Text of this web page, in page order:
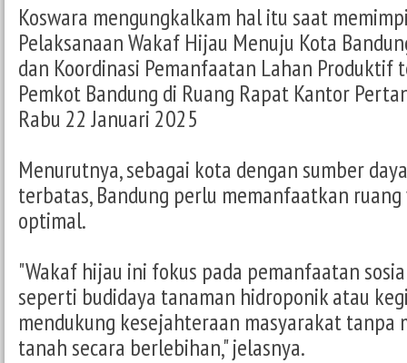
Koswara mengungkalkam hal itu saat
Pelaksanaan Wakaf Hijau Menuju Kota
dan Koordinasi Pemanfaatan Lahan Produktif
Pemkot Bandung di Ruang Rapat Kantor
Rabu 22 Januari 2025
Menurutnya, sebagai kota dengan sumber
terbatas, Bandung perlu memanfaatkan ruang
optimal.
"Wakaf hijau ini fokus pada pemanfaatan
seperti budidaya tanaman hidroponik atau
mendukung kesejahteraan masyarakat tanpa
tanah secara berlebihan," jelasnya.